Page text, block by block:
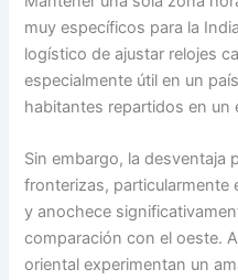
muy específicos para la
logístico de ajustar relojes
especialmente útil en un
habitantes repartidos en un
Sin embargo, la desventaja
fronterizas, particularmente
y anochece
comparación con el oeste.
oriental experimentan un